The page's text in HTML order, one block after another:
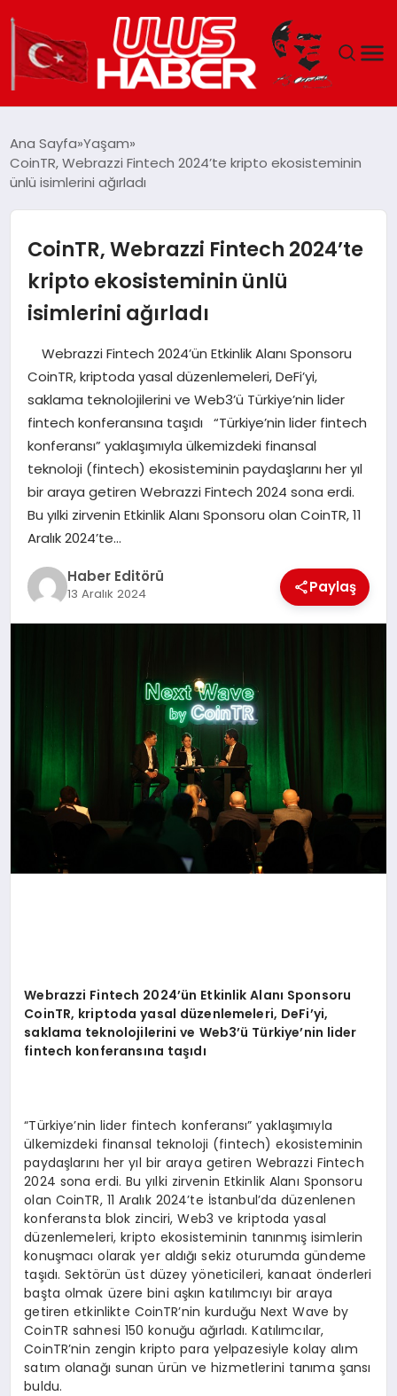
DÜNYA
TEKNOLOJI
EĞITIM
MAGAZIN
SPOR
YAŞAM
Ana Sayfa Yaşam
CoinTR, Webrazzi Fintech 2024’te kripto ekosisteminin
ünlü isimlerini ağırladı
CoinTR, Webrazzi Fintech 2024’te
kripto ekosisteminin ünlü
isimlerini ağırladı
Webrazzi Fintech 2024’ün Etkinlik Alanı Sponsoru
CoinTR, kriptoda yasal düzenlemeleri, DeFi’yi,
saklama teknolojilerini ve Web3’ü Türkiye’nin lider
fintech konferansına taşıdı “Türkiye’nin lider fintech
konferansı” yaklaşımıyla ülkemizdeki finansal
teknoloji (fintech) ekosisteminin paydaşlarını her yıl
bir araya getiren Webrazzi Fintech 2024 sona erdi.
Bu yılki zirvenin Etkinlik Alanı Sponsoru olan CoinTR, 11
Aralık 2024’te…
Haber Editörü
13 Aralık 2024 Paylaş
Webrazzi Fintech 2024’ün Etkinlik Alanı Sponsoru
CoinTR, kriptoda yasal düzenlemeleri, DeFi’yi,
saklama teknolojilerini ve Web3’ü Türkiye’nin lider
fintech konferansına taşıdı
“Türkiye’nin lider fintech konferansı” yaklaşımıyla
ülkemizdeki finansal teknoloji (fintech) ekosisteminin
paydaşlarını her yıl bir araya getiren Webrazzi Fintech
2024 sona erdi. Bu yılki zirvenin Etkinlik Alanı Sponsoru
olan CoinTR, 11 Aralık 2024’te İstanbul’da düzenlenen
konferansta blok zinciri, Web3 ve kriptoda yasal
düzenlemeleri, kripto ekosisteminin tanınmış isimlerin
konuşmacı olarak yer aldığı sekiz oturumda gündeme
taşıdı. Sektörün üst düzey yöneticileri, kanaat önderleri
başta olmak üzere bini aşkın katılımcıyı bir araya
getiren etkinlikte CoinTR’nin kurduğu Next Wave by
CoinTR sahnesi 150 konuğu ağırladı. Katılımcılar,
CoinTR’nin zengin kripto para yelpazesiyle kolay alım
satım olanağı sunan ürün ve hizmetlerini tanıma şansı
buldu.